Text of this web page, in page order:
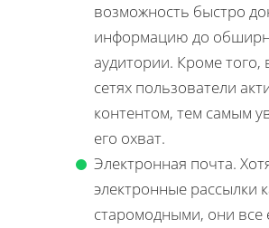
возможность быстро
информацию до
аудитории. Кроме того,
сетях пользователи
контентом, тем самым
его охват.
Электронная почта.
электронные рассылки
старомодными, они